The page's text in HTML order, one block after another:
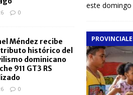
este
0
Méndez recibe
histórico del
dominicano
911 GT3 RS
0